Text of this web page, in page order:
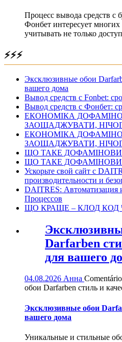
Процесс вывода средств с
Фонбет интересует
учитывать не только
⚡⚡⚡
Эксклюзивные обои
вашего дома
Вывод средств с Fonbet:
Вывод средств с Фонбет:
ЕКОНОМІКА
ЗАОЩАДЖУВАТИ,
ЕКОНОМІКА
ЗАОЩАДЖУВАТИ,
ЩО ТАКЕ
ЩО ТАКЕ
Ускорьте свой сайт с
производительности и
DAITRES: Автоматизация
Процессов
ЩО КРАЩЕ – КЛОД КОД
Darfarben
для вашего
04.08.2026 Анна
обои Darfarben стиль и
Эксклюзивные обои
вашего дома
Уникальные и стильные